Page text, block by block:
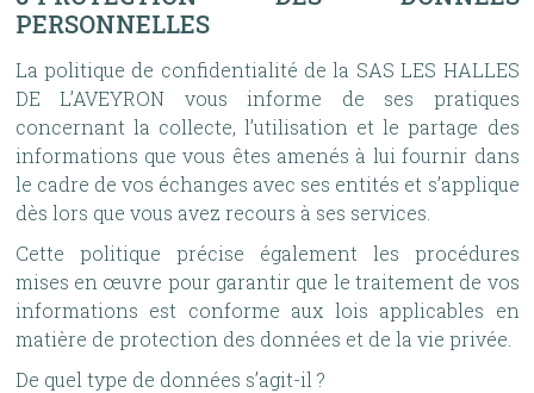
PERSONNELLES
La politique de confidentialité de la SAS LES HALLES
DE L’AVEYRON vous informe de ses pratiques
concernant la collecte, l’utilisation et le partage des
informations que vous êtes amenés à lui fournir dans
le cadre de vos échanges avec ses entités et s’applique
dès lors que vous avez recours à ses services.
Cette politique précise également les procédures
mises en œuvre pour garantir que le traitement de vos
informations est conforme aux lois applicables en
matière de protection des données et de la vie privée.
De quel type de données s’agit-il ?